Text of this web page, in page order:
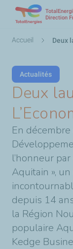
Direction
Fil
Accueil Deux
Actualités
Deux
En
l’honneur
Aquitain »,
depuis 14
la Région
populaire
Kedge